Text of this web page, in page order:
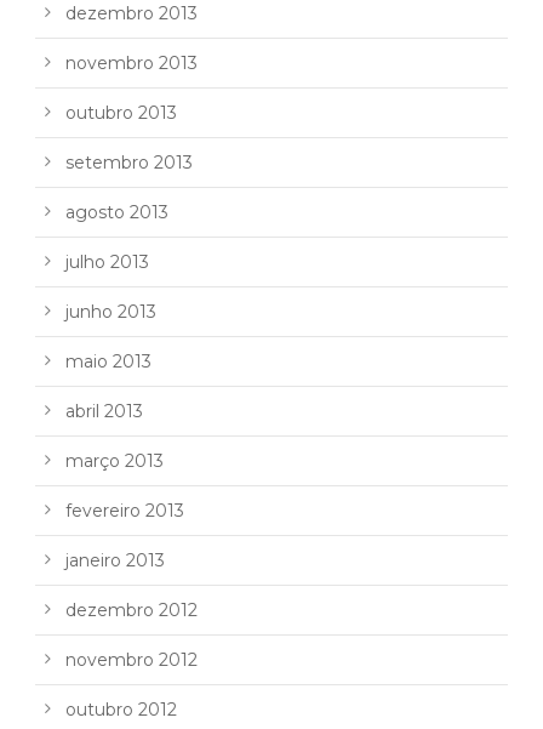
dezembro 2013
novembro 2013
outubro 2013
setembro 2013
agosto 2013
julho 2013
junho 2013
maio 2013
abril 2013
março 2013
fevereiro 2013
janeiro 2013
dezembro 2012
novembro 2012
outubro 2012